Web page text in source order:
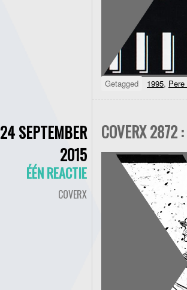
Getagged 1995, Pere
24 SEPTEMBER
2015
ÉÉN REACTIE
COVERX
COVERX 2872